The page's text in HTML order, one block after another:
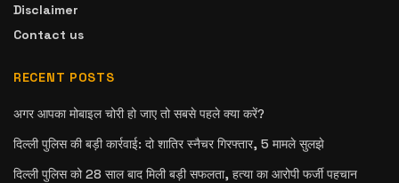
Disclaimer
Contact us
RECENT POSTS
अगर आपका मोबाइल चोरी हो जाए तो सबसे पहले क्या करें?
दिल्ली पुलिस की बड़ी कार्रवाई: दो शातिर स्नैचर गिरफ्तार, 5 मामले सुलझे
दिल्ली पुलिस को 28 साल बाद मिली बड़ी सफलता, हत्या का आरोपी फर्जी पहचान